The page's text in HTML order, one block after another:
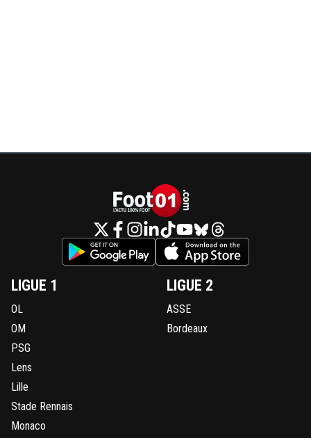
LIGUE 1
OL
OM
PSG
Lens
Lille
Stade Rennais
Monaco
LIGUE 2
ASSE
Bordeaux